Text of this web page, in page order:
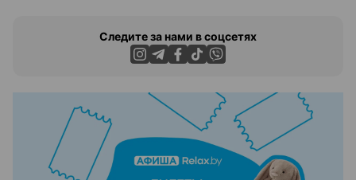
Следите за нами в соцсетях